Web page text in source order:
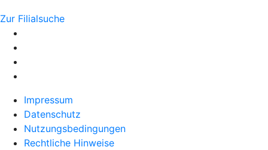
Zur Filialsuche
Impressum
Datenschutz
Nutzungsbedingungen
Rechtliche Hinweise